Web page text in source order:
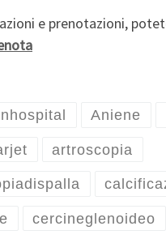
e prenotazioni,
Aniene
artroscopia
cercineglenoideo